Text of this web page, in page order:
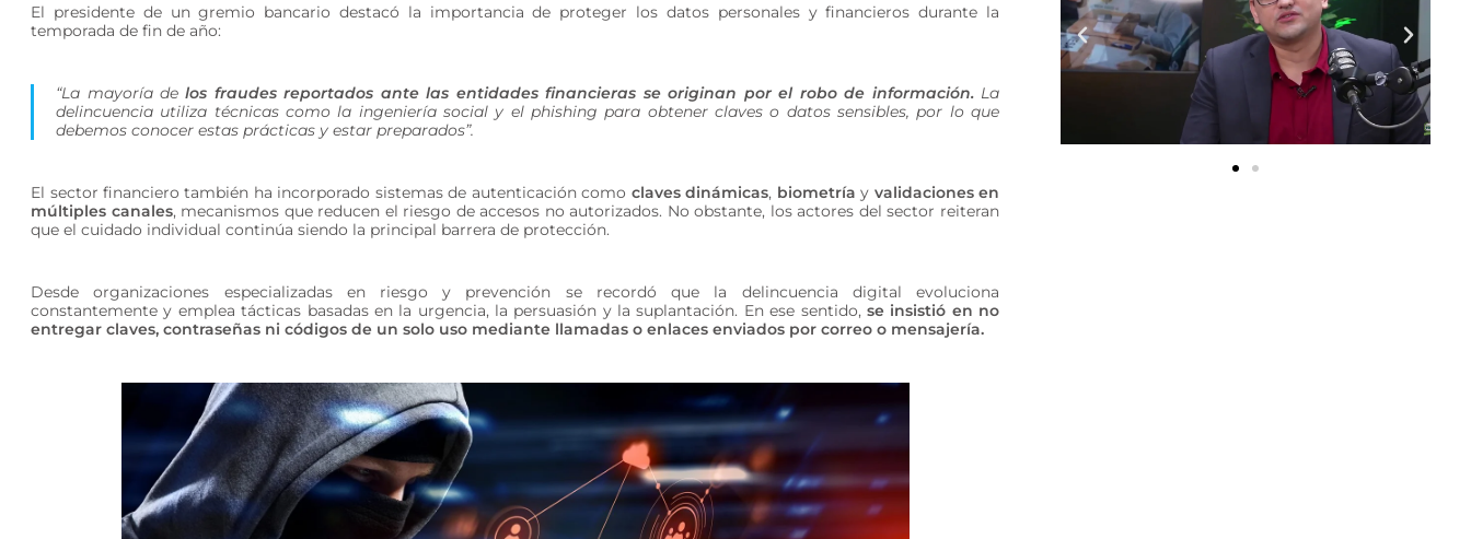
El presidente de un gremio bancario destacó la importancia de proteger los datos personales y financieros durante la
temporada de fin de año:
“La mayoría de los fraudes reportados ante las entidades financieras se originan por el robo de información. La
delincuencia utiliza técnicas como la ingeniería social y el phishing para obtener claves o datos sensibles, por lo que
debemos conocer estas prácticas y estar preparados”.
El sector financiero también ha incorporado sistemas de autenticación como claves dinámicas, biometría y validaciones en
múltiples canales, mecanismos que reducen el riesgo de accesos no autorizados. No obstante, los actores del sector reiteran
que el cuidado individual continúa siendo la principal barrera de protección.
Desde organizaciones especializadas en riesgo y prevención se recordó que la delincuencia digital evoluciona
constantemente y emplea tácticas basadas en la urgencia, la persuasión y la suplantación. En ese sentido, se insistió en no
entregar claves, contraseñas ni códigos de un solo uso mediante llamadas o enlaces enviados por correo o mensajería.